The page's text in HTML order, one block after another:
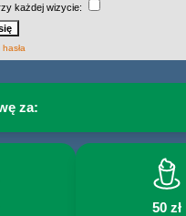
każdej wizycie:
za:
50 zł